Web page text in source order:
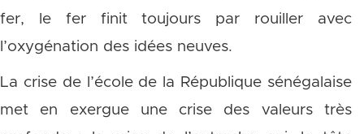
fer, le fer finit toujours par rouiller avec
l’oxygénation des idées neuves.
La crise de l’école de la République sénégalaise
met en exergue une crise des valeurs très